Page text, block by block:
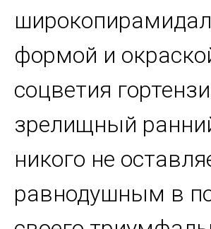
формой и
соцветия
зрелищный
никого не
равнодушным в